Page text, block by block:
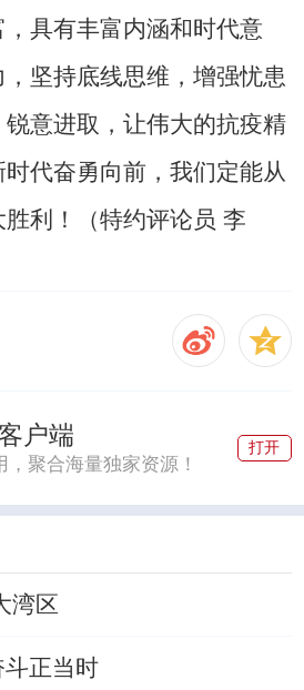
具有丰富内涵和时代意
坚持底线思维，增强忧患
意进取，让伟大的抗疫精
代奋勇向前，我们定能从
利！（特约评论员 李
户端
，聚合海量独家资源！
打开
湾区
正当时